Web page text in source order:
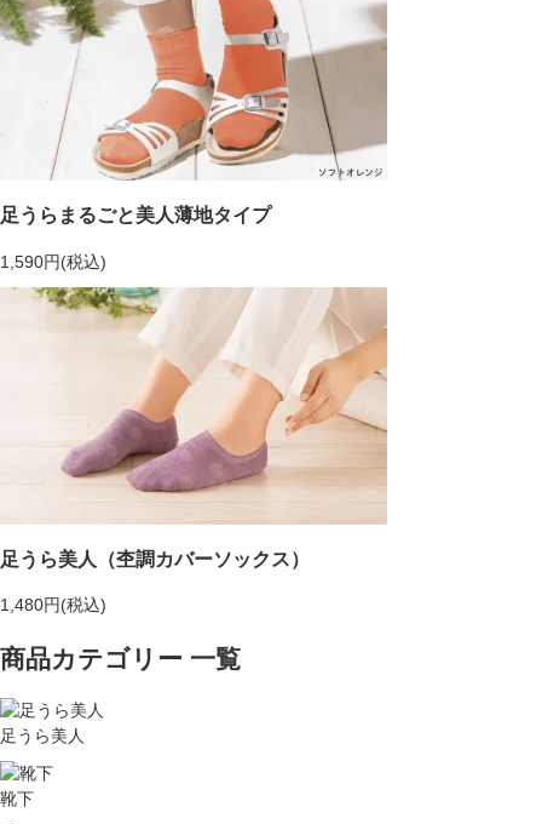
足うらまるごと美人薄地タイプ
1,590円(税込)
足うら美人（杢調カバーソックス）
1,480円(税込)
商品カテゴリー 一覧
足うら美人
靴下